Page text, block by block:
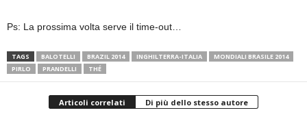
Ps: La prossima volta serve il time-out…
TAGS BALOTELLI BRAZIL 2014 INGHILTERRA-ITALIA
MONDIALI BRASILE 2014
PIRLO
PRANDELLI THÉ
Articoli correlati Di più dello stesso autore